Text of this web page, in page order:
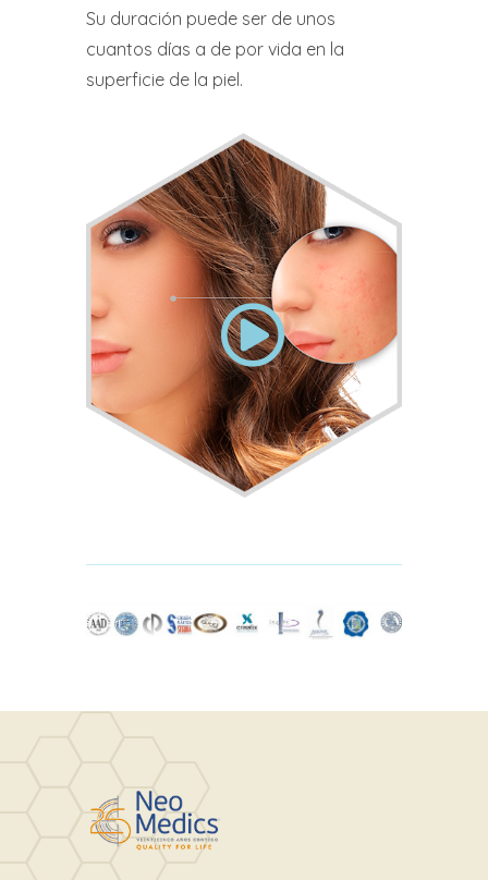
Su duración puede ser de unos
cuantos días a de por vida en la
superficie de la piel.